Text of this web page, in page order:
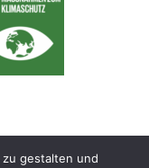
gestalten und